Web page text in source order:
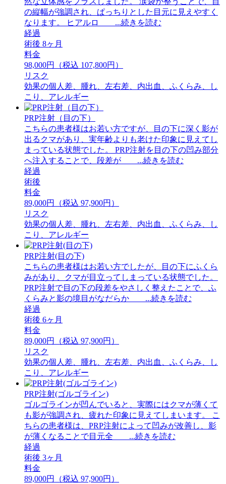
の縦幅が強調され、ぱっちりとした目元に見えやすく
なります。 ⁡ヒアルロ ...続きを読む
経過
術後 8ヶ月
料金
98,000円（税込 107,800円）
リスク
効果の個人差、腫れ、左右差、内出血、ふくらみ、し
こり、アレルギー
PRP注射（目の下）
こちらの患者様はお若い方ですが、目の下に深く影が
出るクマがあり、実年齢よりも老けた印象に見えてし
まっている状態でした。 PRP注射を目の下の凹み部分
へ注入することで、段差が ...続きを読む
経過
術後
料金
89,000円（税込 97,900円）
リスク
効果の個人差、腫れ、左右差、内出血、ふくらみ、し
こり、アレルギー
PRP注射(目の下)
こちらの患者様はお若い方でしたが、目の下にふくら
みがあり、クマが目立ってしまっている状態でした。
PRP注射で目の下の段差をやさしく整えたことで、ふ
くらみと影の境目がなだらか ...続きを読む
経過
術後 6ヶ月
料金
89,000円（税込 97,900円）
リスク
効果の個人差、腫れ、左右差、内出血、ふくらみ、し
こり、アレルギー
PRP注射(ゴルゴライン)
ゴルゴラインが凹んでいると、実際にはクマが薄くて
も影が強調され、疲れた印象に見えてしまいます。 ⁡こ
ちらの患者様は、PRP注射によって凹みが改善し、影
が薄くなることで目元全 ...続きを読む
経過
術後 3ヶ月
料金
89,000円（税込 97,900円）